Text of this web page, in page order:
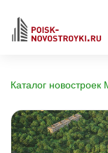
Каталог новостроек